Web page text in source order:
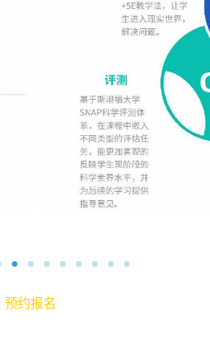
学习形式
预约报名